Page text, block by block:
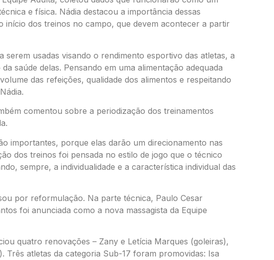
e física. Nádia destacou a importância dessas
início dos treinos no campo, que devem acontecer a partir
serem usadas visando o rendimento esportivo das atletas, a
saúde delas. Pensando em uma alimentação adequada
das refeições, qualidade dos alimentos e respeitando
comentou sobre a periodização dos treinamentos
importantes, porque elas darão um direcionamento nas
dos treinos foi pensada no estilo de jogo que o técnico
sempre, a individualidade e a característica individual das
por reformulação. Na parte técnica, Paulo Cesar
foi anunciada como a nova massagista da Equipe
quatro renovações – Zany e Letícia Marques (goleiras),
Três atletas da categoria Sub-17 foram promovidas: Isa